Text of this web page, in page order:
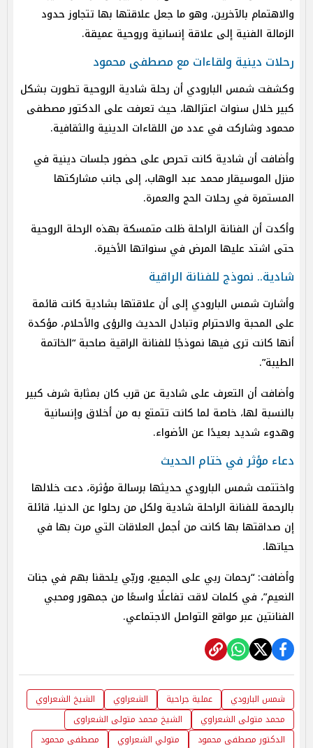
والاهتمام بالآخرين، وهو ما جعل علاقتها بها تتجاوز حدود
الزمالة الفنية إلى علاقة إنسانية وروحية عميقة.
رحلات دينية ولقاءات مع مصطفى محمود
وكشفت شمس البارودي أن رحلة شادية الروحية تطورت بشكل
كبير خلال سنوات اعتزالها، حيث تعرفت على الدكتور مصطفى
محمود وشاركت في عدد من اللقاءات الدينية والثقافية.
وأضافت أن شادية كانت تحرص على حضور جلسات دينية في
منزل الموسيقار محمد عبد الوهاب، إلى جانب مشاركتها
المستمرة في رحلات الحج والعمرة.
وأكدت أن الفنانة الراحلة ظلت متمسكة بهذه الرحلة الروحية
حتى اشتد عليها المرض في سنواتها الأخيرة.
شادية.. نموذج للفنانة الراقية
وأشارت شمس البارودي إلى أن علاقتها بشادية كانت قائمة
على المحبة والاحترام وتبادل الحديث والرؤى والأحلام، مؤكدة
أنها كانت ترى فيها نموذجًا للفنانة الراقية صاحبة “الخاتمة
الطيبة”.
وأضافت أن التعرف على شادية عن قرب كان بمثابة شرف كبير
بالنسبة لها، خاصة لما كانت تتمتع به من أخلاق وإنسانية
وهدوء شديد بعيدًا عن الأضواء.
دعاء مؤثر في ختام الحديث
واختتمت شمس البارودي حديثها برسالة مؤثرة، دعت خلالها
بالرحمة للفنانة الراحلة شادية ولكل من رحلوا عن الدنيا، قائلة
إن صداقتها بها كانت من أجمل العلاقات التي مرت بها في
حياتها.
وأضافت: “رحمات ربي على الجميع، وربّي يلحقنا بهم في جنات
النعيم”، في كلمات لاقت تفاعلًا واسعًا من جمهور ومحبي
الفنانتين عبر مواقع التواصل الاجتماعي.
شمس البارودي عملية جراحية الشعراوي
الشيخ الشعراوي
محمد متولى الشعراوي
الشيخ محمد متولى الشعراوى
الدكتور مصطفى محمود
متولي الشعراوي
مصطفى محمود